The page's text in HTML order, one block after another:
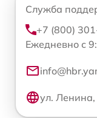
Служба
+7 (800)
Ежедневно с
ул. Ленина,